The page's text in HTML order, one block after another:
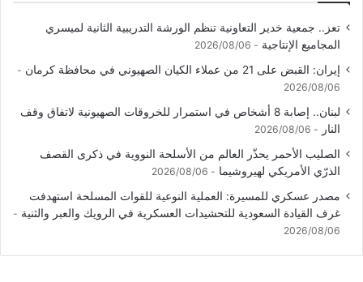
تعز.. جمعية خدير التعاونية تنظم الورشة التدريبية الثانية لميسري
المجاميع الإنتاجية
2026/08/06
إيران: القبض على 21 من عملاء الكيان الصهيوني في محافظة كرمان
2026/08/06
لبنان.. إصابة 8 أشخاص في استمرار للخروقات الصهيونية لاتفاق وقف
النار
2026/08/06
الصليب الأحمر يحذّر العالم من الأسلحة النووية في ذكرى القصف
الذرّي الأمريكي لهيروشيما
2026/08/06
مصدر عسكري للمسيرة: العملية النوعية للقوات المسلحة استهدفت
غرف القيادة السعودية للتحشيدات العسكرية في الرويك والعبر والثنية
2026/08/06